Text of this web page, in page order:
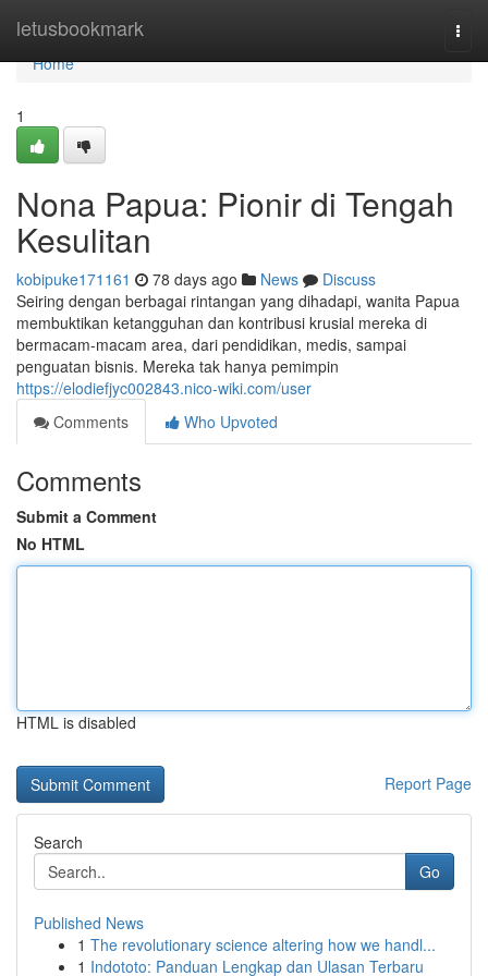
letusbookmark
Home
Home
1
Nona Papua: Pionir di Tengah
Kesulitan
kobipuke171161 78 days ago News
Discuss
Seiring dengan berbagai rintangan yang dihadapi, wanita Papua
membuktikan ketangguhan dan kontribusi krusial mereka di
bermacam-macam area, dari pendidikan, medis, sampai
penguatan bisnis. Mereka tak hanya pemimpin
https://elodiefjyc002843.nico-wiki.com/user
Comments
Who Upvoted
Comments
Submit a Comment
No HTML
HTML is disabled
Report Page
Search
Go
Published News
1 The revolutionary science altering how we handl...
1 Indototo: Panduan Lengkap dan Ulasan Terbaru